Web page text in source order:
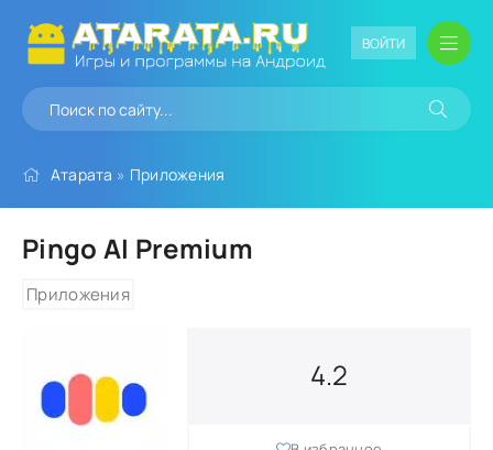
ВОЙТИ
Атарата » Приложения
Pingo AI Premium
Приложения
4.2